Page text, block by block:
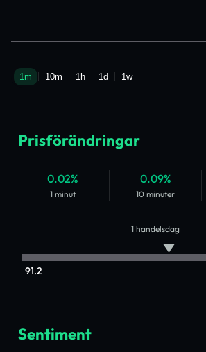
Prisförändringar
0.02%
1 minut
0.09%
10 minuter
1 handelsdag
91.2
Sentiment